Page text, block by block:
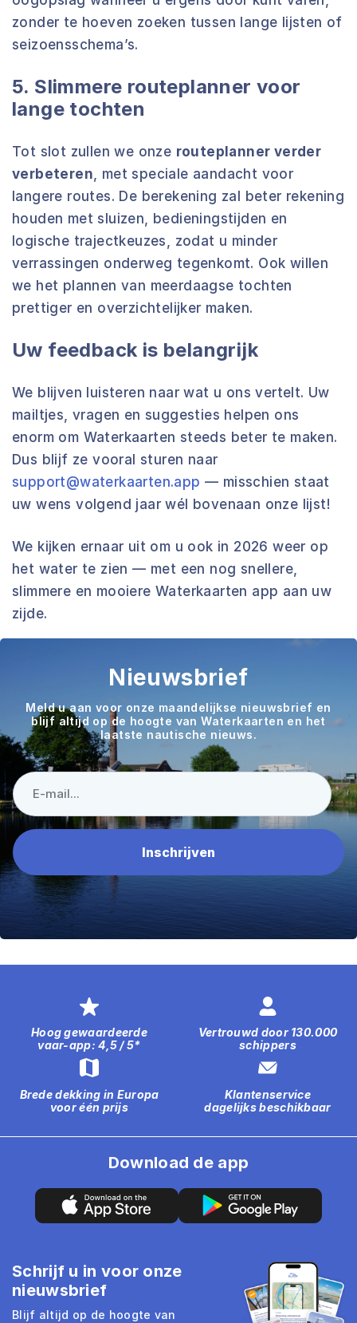
zonder te hoeven zoeken tussen lange lijsten of
seizoensschema’s.
5. Slimmere routeplanner voor
lange tochten
Tot slot zullen we onze routeplanner verder
verbeteren , met speciale aandacht voor
langere routes. De berekening zal beter rekening
houden met sluizen, bedieningstijden en
logische trajectkeuzes, zodat u minder
verrassingen onderweg tegenkomt. Ook willen
we het plannen van meerdaagse tochten
prettiger en overzichtelijker maken.
Uw feedback is belangrijk
We blijven luisteren naar wat u ons vertelt. Uw
mailtjes, vragen en suggesties helpen ons
enorm om Waterkaarten steeds beter te maken.
Dus blijf ze vooral sturen naar
support@waterkaarten.app — misschien staat
uw wens volgend jaar wél bovenaan onze lijst!
We kijken ernaar uit om u ook in 2026 weer op
het water te zien — met een nog snellere,
slimmere en mooiere Waterkaarten app aan uw
zijde.
Nieuwsbrief
Meld u aan voor onze maandelijkse nieuwsbrief en
blijf altijd op de hoogte van Waterkaarten en het
laatste nautische nieuws.
Hoog gewaardeerde
vaar-app: 4,5 / 5*
Vertrouwd door 130.000
schippers
Brede dekking in Europa
voor één prijs
Klantenservice
dagelijks beschikbaar
Download de app
Schrijf u in voor onze
nieuwsbrief
Blijf altijd op de hoogte van